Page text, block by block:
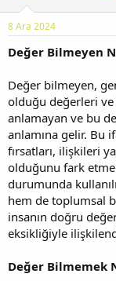
b
a
ş
t
a
n
ç
r
i
h
i
8 Ara 2024
Değer Bilmeyen
Değer bilmeyen,
olduğu değerleri
anlamayan ve bu
anlamına gelir. Bu
fırsatları, ilişkileri
olduğunu fark
durumunda
hem de toplumsal
insanın doğru
eksikliğiyle
Değer Bilmemek